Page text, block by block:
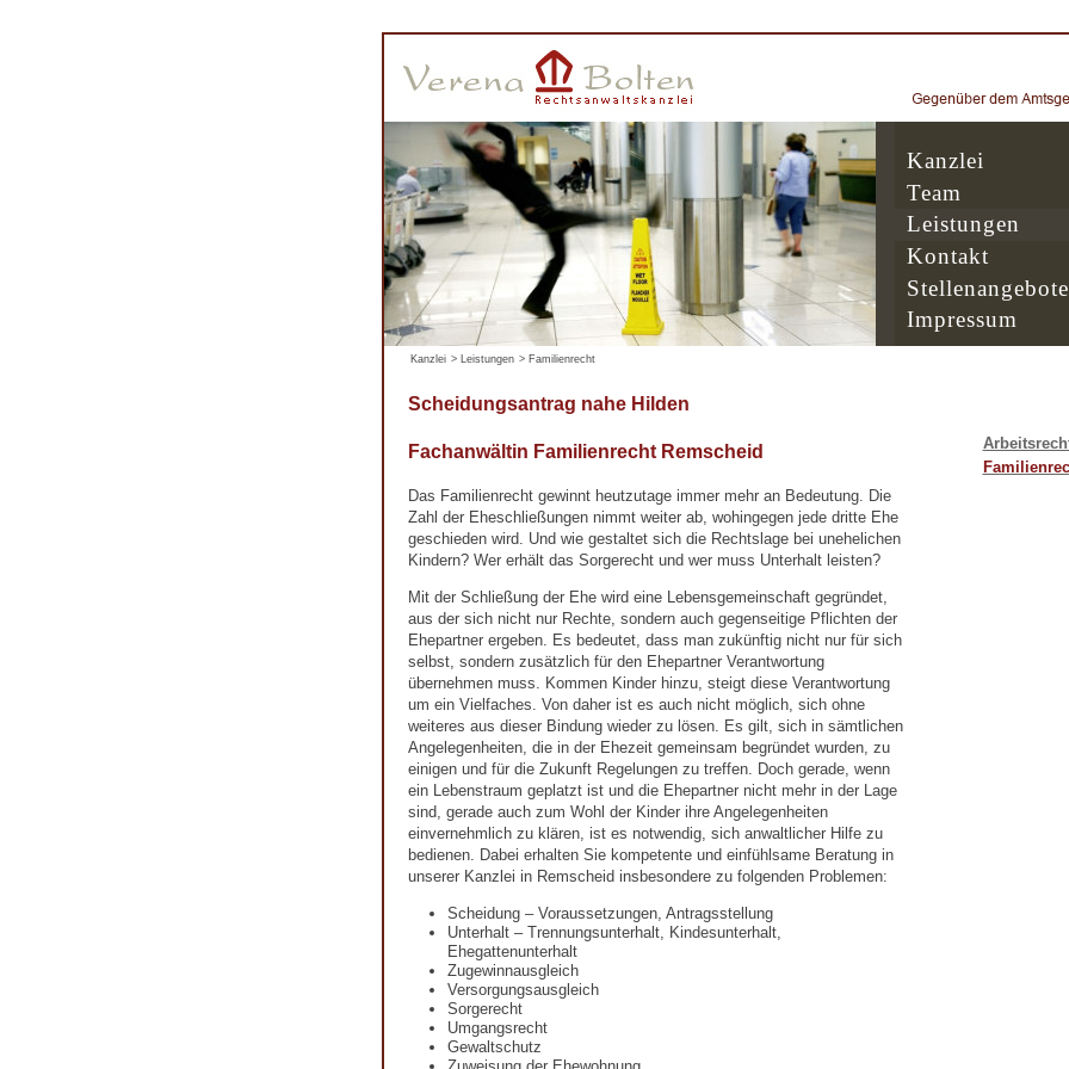
Kanzlei
Team
Leistungen
Kontakt
Stellenangebote
Impressum
Kanzlei > Leistungen > Familienrecht
Scheidungsantrag nahe Hilden
Fachanwältin Familienrecht Remscheid
Das Familienrecht gewinnt heutzutage immer mehr an Bedeutung. Die
Zahl der Eheschließungen nimmt weiter ab, wohingegen jede dritte Ehe
geschieden wird. Und wie gestaltet sich die Rechtslage bei unehelichen
Kindern? Wer erhält das Sorgerecht und wer muss Unterhalt leisten?
Mit der Schließung der Ehe wird eine Lebensgemeinschaft gegründet,
aus der sich nicht nur Rechte, sondern auch gegenseitige Pflichten der
Ehepartner ergeben. Es bedeutet, dass man zukünftig nicht nur für sich
selbst, sondern zusätzlich für den Ehepartner Verantwortung
übernehmen muss. Kommen Kinder hinzu, steigt diese Verantwortung
um ein Vielfaches. Von daher ist es auch nicht möglich, sich ohne
weiteres aus dieser Bindung wieder zu lösen. Es gilt, sich in sämtlichen
Angelegenheiten, die in der Ehezeit gemeinsam begründet wurden, zu
einigen und für die Zukunft Regelungen zu treffen. Doch gerade, wenn
ein Lebenstraum geplatzt ist und die Ehepartner nicht mehr in der Lage
sind, gerade auch zum Wohl der Kinder ihre Angelegenheiten
einvernehmlich zu klären, ist es notwendig, sich anwaltlicher Hilfe zu
bedienen. Dabei erhalten Sie kompetente und einfühlsame Beratung in
unserer Kanzlei in Remscheid insbesondere zu folgenden Problemen:
Scheidung – Voraussetzungen, Antragsstellung
Unterhalt – Trennungsunterhalt, Kindesunterhalt,
Ehegattenunterhalt
Zugewinnausgleich
Versorgungsausgleich
Sorgerecht
Umgangsrecht
Gewaltschutz